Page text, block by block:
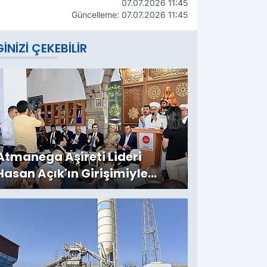
07.07.2026 11:45
Güncelleme: 07.07.2026 11:45
ÇEKEBILIR
Aşireti Lideri
Açık'ın Girişimiyle
Örnek Barış: İki Yıllık
Sona Erdi